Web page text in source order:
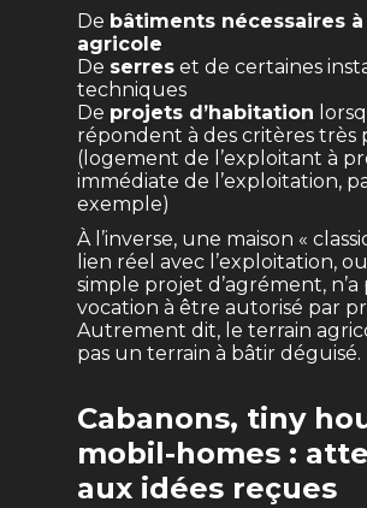
De bâtiments nécessaires
agricole
De serres et de certaines
techniques
De projets d’habitation
répondent à des critères très
(logement de l’exploitant à
immédiate de l’exploitation,
exemple)
À l’inverse, une maison «
lien réel avec l’exploitation,
simple projet d’agrément, n’a
vocation à être autorisé par
Autrement dit, le terrain
pas un terrain à bâtir déguisé.
Cabanons, tiny
mobil-homes :
aux idées reçues